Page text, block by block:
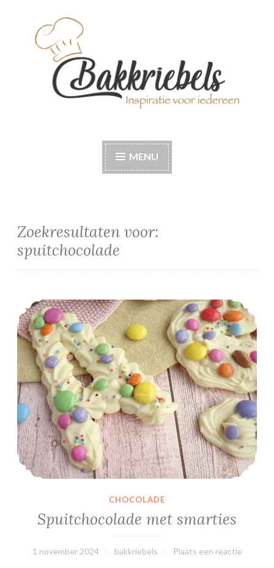
Bakkriebels
MENU
Zoekresultaten voor:
spuitchocolade
Spuitchocolade met smarties
CHOCOLADE
Spuitchocolade met smarties
1 november 2024 bakkriebels Plaats een reactie